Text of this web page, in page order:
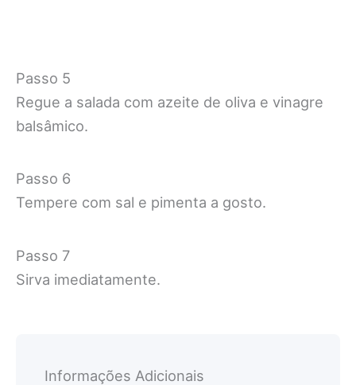
Passo 5
Regue a salada com azeite de oliva e vinagre
balsâmico.
Passo 6
Tempere com sal e pimenta a gosto.
Passo 7
Sirva imediatamente.
Informações Adicionais